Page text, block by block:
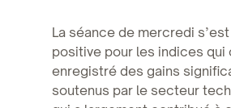
La séance de mercredi
positive pour les indices qui
enregistré des gains
soutenus par le secteur